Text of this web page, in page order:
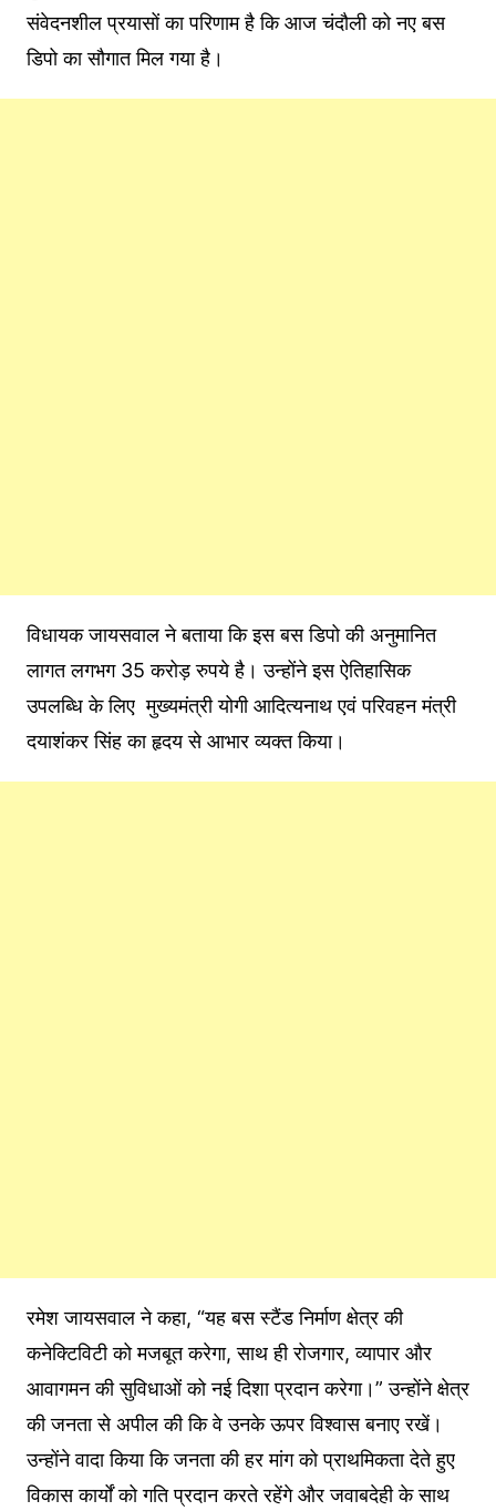
संवेदनशील प्रयासों का परिणाम है कि आज चंदौली को नए बस
डिपो का सौगात मिल गया है।
विधायक जायसवाल ने बताया कि इस बस डिपो की अनुमानित
लागत लगभग 35 करोड़ रुपये है। उन्होंने इस ऐतिहासिक
उपलब्धि के लिए मुख्यमंत्री योगी आदित्यनाथ एवं परिवहन मंत्री
दयाशंकर सिंह का हृदय से आभार व्यक्त किया।
रमेश जायसवाल ने कहा, “यह बस स्टैंड निर्माण क्षेत्र की
कनेक्टिविटी को मजबूत करेगा, साथ ही रोजगार, व्यापार और
आवागमन की सुविधाओं को नई दिशा प्रदान करेगा।” उन्होंने क्षेत्र
की जनता से अपील की कि वे उनके ऊपर विश्वास बनाए रखें।
उन्होंने वादा किया कि जनता की हर मांग को प्राथमिकता देते हुए
विकास कार्यों को गति प्रदान करते रहेंगे और जवाबदेही के साथ